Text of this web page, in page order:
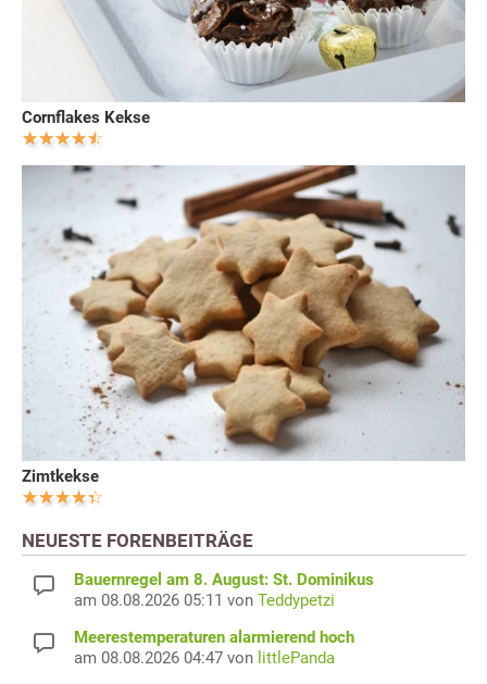
Cornflakes Kekse
Zimtkekse
NEUESTE FORENBEITRÄGE
Bauernregel am 8. August: St. Dominikus
am 08.08.2026 05:11 von Teddypetzi
Meerestemperaturen alarmierend hoch
am 08.08.2026 04:47 von littlePanda